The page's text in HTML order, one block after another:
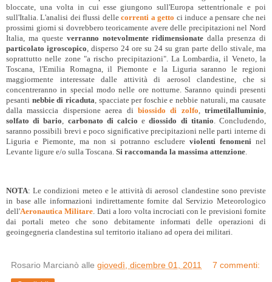
bloccate, una volta in cui esse giungono sull'Europa settentrionale e poi
sull'Italia. L'analisi dei flussi dellecorrenti a getto ci induce a pensare che nei
prossimi giorni si dovrebbero teoricamente avere delle precipitazioni nel Nord
Italia, ma queste verranno notevolmente ridimensionatedalla presenza di
particolato igroscopico , disperso 24 ore su 24 su gran parte dello stivale, ma
soprattutto nelle zone "a rischo precipitazioni". La Lombardia, il Veneto, la
Toscana, l'Emilia Romagna, il Piemonte e la Liguria saranno le regioni
maggiormente interessate dalle attività di aerosol clandestine, che si
concentreranno in special modo nelle ore notturne. Saranno quindi presenti
pesanti nebbie di ricaduta , spacciate per foschie e nebbie naturali, ma causate
dalla massiccia dispersione aerea di biossido di zolfo trimetilalluminio
solfato di bario
carbonato di calcio ediossido di titanio . Concludendo,
saranno possibili brevi e poco significative precipitazioni nelle parti interne di
Liguria e Piemonte, ma non si potranno escludere violenti fenomeni nel
Levante ligure e/o sulla Toscana. Si raccomanda la massima attenzione
NOTA: Le condizioni meteo e le attività di aerosol clandestine sono previste
in base alle informazioni indirettamente fornite dal Servizio Meteorologico
dell'Aeronautica Militare . Dati a loro volta incrociati con le previsioni fornite
dai portali meteo che sono debitamente informati delle operazioni di
geoingegneria clandestina sul territorio italiano ad opera dei militari.
Rosario Marcianò alle giovedì, dicembre 01, 2011 7 commenti: